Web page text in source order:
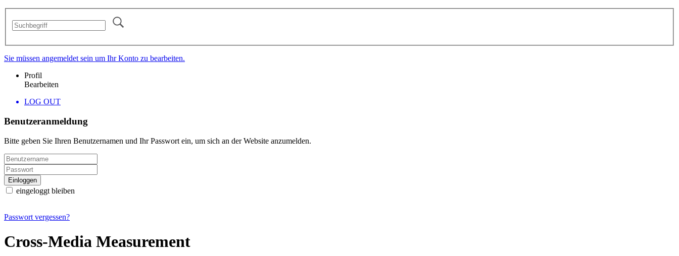
Sie müssen angemeldet sein um Ihr Konto zu bearbeiten.
Profil
Bearbeiten
LOG OUT
Benutzeranmeldung
Bitte geben Sie Ihren Benutzernamen und Ihr Passwort ein, um sich an der Website anzumelden.
eingeloggt bleiben
Passwort vergessen?
Cross-Media Measurement